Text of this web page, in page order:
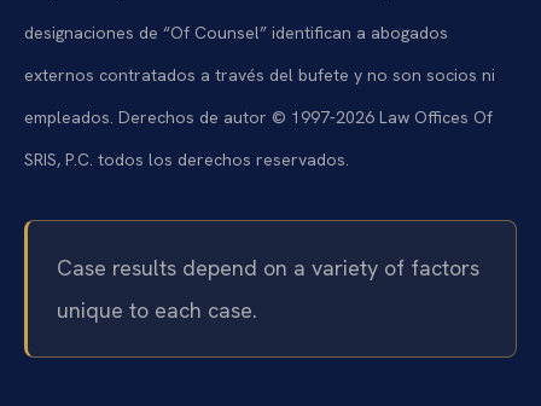
designaciones de “Of Counsel” identifican a abogados
externos contratados a través del bufete y no son socios ni
empleados. Derechos de autor © 1997-2026 Law Offices Of
SRIS, P.C. todos los derechos reservados.
Case results depend on a variety of factors
unique to each case.